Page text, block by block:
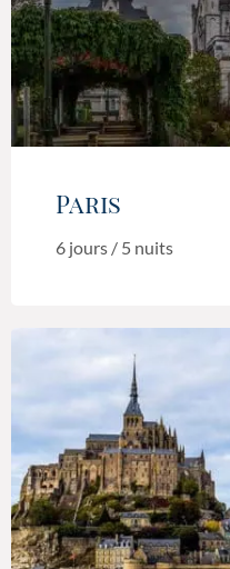
Paris
6 jours / 5 nuits